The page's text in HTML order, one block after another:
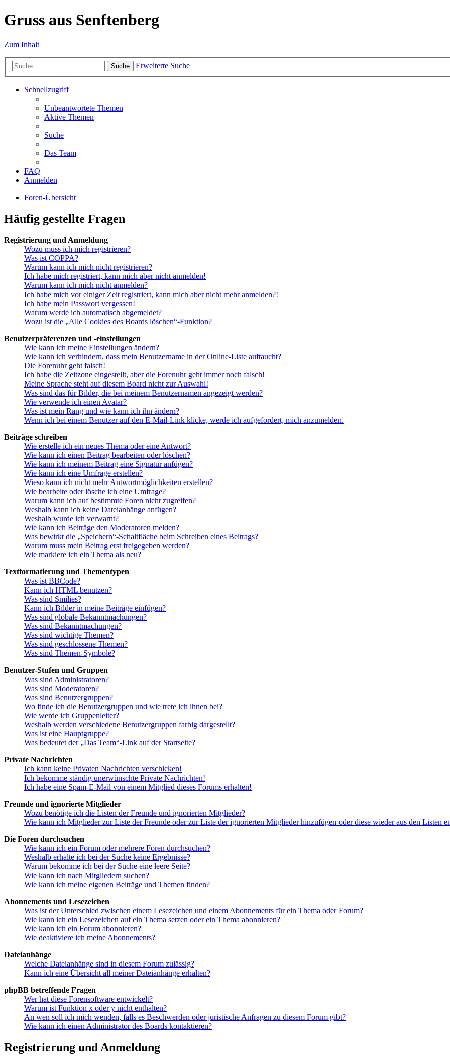
Gruss aus Senftenberg
Zum Inhalt
Suche Erweiterte Suche
Schnellzugriff
Unbeantwortete Themen
Aktive Themen
Suche
Das Team
FAQ
Anmelden
Foren-Übersicht
Häufig gestellte Fragen
Registrierung und Anmeldung
Wozu muss ich mich registrieren?
Was ist COPPA?
Warum kann ich mich nicht registrieren?
Ich habe mich registriert, kann mich aber nicht anmelden!
Warum kann ich mich nicht anmelden?
Ich habe mich vor einiger Zeit registriert, kann mich aber nicht mehr anmelden?!
Ich habe mein Passwort vergessen!
Warum werde ich automatisch abgemeldet?
Wozu ist die „Alle Cookies des Boards löschen“-Funktion?
Benutzerpräferenzen und -einstellungen
Wie kann ich meine Einstellungen ändern?
Wie kann ich verhindern, dass mein Benutzername in der Online-Liste auftaucht?
Die Forenuhr geht falsch!
Ich habe die Zeitzone eingestellt, aber die Forenuhr geht immer noch falsch!
Meine Sprache steht auf diesem Board nicht zur Auswahl!
Was sind das für Bilder, die bei meinem Benutzernamen angezeigt werden?
Wie verwende ich einen Avatar?
Was ist mein Rang und wie kann ich ihn ändern?
Wenn ich bei einem Benutzer auf den E-Mail-Link klicke, werde ich aufgefordert, mich anzumelden.
Beiträge schreiben
Wie erstelle ich ein neues Thema oder eine Antwort?
Wie kann ich einen Beitrag bearbeiten oder löschen?
Wie kann ich meinem Beitrag eine Signatur anfügen?
Wie kann ich eine Umfrage erstellen?
Wieso kann ich nicht mehr Antwortmöglichkeiten erstellen?
Wie bearbeite oder lösche ich eine Umfrage?
Warum kann ich auf bestimmte Foren nicht zugreifen?
Weshalb kann ich keine Dateianhänge anfügen?
Weshalb wurde ich verwarnt?
Wie kann ich Beiträge den Moderatoren melden?
Was bewirkt die „Speichern“-Schaltfläche beim Schreiben eines Beitrags?
Warum muss mein Beitrag erst freigegeben werden?
Wie markiere ich ein Thema als neu?
Textformatierung und Thementypen
Was ist BBCode?
Kann ich HTML benutzen?
Was sind Smilies?
Kann ich Bilder in meine Beiträge einfügen?
Was sind globale Bekanntmachungen?
Was sind Bekanntmachungen?
Was sind wichtige Themen?
Was sind geschlossene Themen?
Was sind Themen-Symbole?
Benutzer-Stufen und Gruppen
Was sind Administratoren?
Was sind Moderatoren?
Was sind Benutzergruppen?
Wo finde ich die Benutzergruppen und wie trete ich ihnen bei?
Wie werde ich Gruppenleiter?
Weshalb werden verschiedene Benutzergruppen farbig dargestellt?
Was ist eine Hauptgruppe?
Was bedeutet der „Das Team“-Link auf der Startseite?
Private Nachrichten
Ich kann keine Privaten Nachrichten verschicken!
Ich bekomme ständig unerwünschte Private Nachrichten!
Ich habe eine Spam-E-Mail von einem Mitglied dieses Forums erhalten!
Freunde und ignorierte Mitglieder
Wozu benötige ich die Listen der Freunde und ignorierten Mitglieder?
Wie kann ich Mitglieder zur Liste der Freunde oder zur Liste der ignorierten Mitglieder hinzufügen oder diese wieder aus den Listen
Die Foren durchsuchen
Wie kann ich ein Forum oder mehrere Foren durchsuchen?
Weshalb erhalte ich bei der Suche keine Ergebnisse?
Warum bekomme ich bei der Suche eine leere Seite?
Wie kann ich nach Mitgliedern suchen?
Wie kann ich meine eigenen Beiträge und Themen finden?
Abonnements und Lesezeichen
Was ist der Unterschied zwischen einem Lesezeichen und einem Abonnements für ein Thema oder Forum?
Wie kann ich ein Lesezeichen auf ein Thema setzen oder ein Thema abonnieren?
Wie kann ich ein Forum abonnieren?
Wie deaktiviere ich meine Abonnements?
Dateianhänge
Welche Dateianhänge sind in diesem Forum zulässig?
Kann ich eine Übersicht all meiner Dateianhänge erhalten?
phpBB betreffende Fragen
Wer hat diese Forensoftware entwickelt?
Warum ist Funktion x oder y nicht enthalten?
An wen soll ich mich wenden, falls es Beschwerden oder juristische Anfragen zu diesem Forum gibt?
Wie kann ich einen Administrator des Boards kontaktieren?
Registrierung und Anmeldung